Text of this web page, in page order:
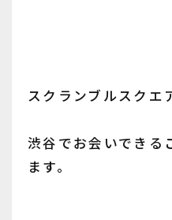
スクランブルスクエ
渋谷でお会いできる
ます。